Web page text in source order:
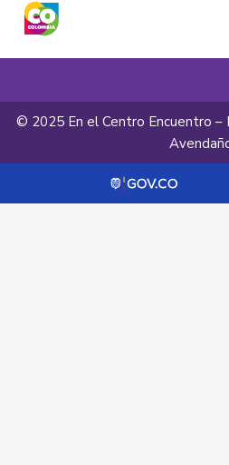
© 2025 En el Centro Encuentro –